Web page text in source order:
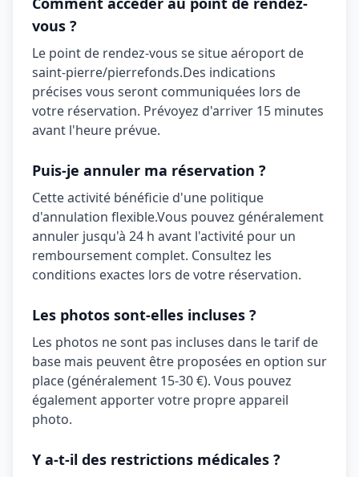
vous ?
Le point de rendez-vous se situeaéroport de
saint-pierre/pierrefonds.Des indications
précises vous seront communiquées lors de
votre réservation. Prévoyez d'arriver 15 minutes
avant l'heure prévue.
Puis-je annuler ma réservation ?
Cette activité bénéficie d'une politique
d'annulation flexible.Vous pouvez généralement
annuler jusqu'à 24 h avant l'activité pour un
remboursement complet. Consultez les
conditions exactes lors de votre réservation.
Les photos sont-elles incluses ?
Les photos ne sont pas incluses dans le tarif de
base mais peuvent être proposées en option sur
place (généralement 15-30 €). Vous pouvez
également apporter votre propre appareil
photo.
Y a-t-il des restrictions médicales ?